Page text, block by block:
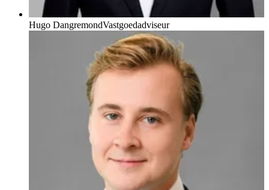
Hugo DangremondVastgoedadviseur